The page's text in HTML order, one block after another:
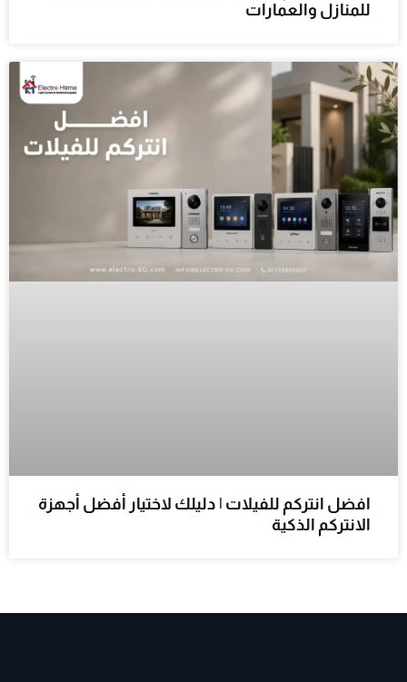
للمنازل والعمارات
افضل انتركم للفيلات | دليلك لاختيار أفضل أجهزة
الانتركم الذكية